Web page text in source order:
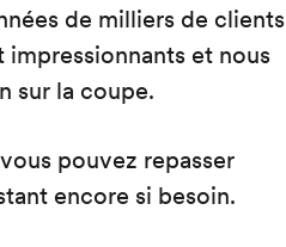
de milliers de clients
et nous
sur la coupe.
pouvez repasser
encore si besoin.